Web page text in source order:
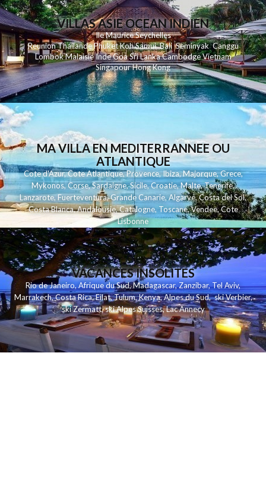
VILLAS ASIE OCEAN INDIEN
Ile MauriceSeychelles
ReunionThailandePhuketKohSamui Bali SeminyakCanggu
LombokMalaisieIndeGoaSri LankaCambodgeVietnam
SingapourHong Kong
MA VILLA EN MEDITERRANNEE OU
ATLANTIQUE
Cote d'Azur,Cote Atlantique,Provence,Ibiza,Majorque,Grece,
Mykonos,Corse,Sardaigne,Sicile,Croatie,Malte,Tenerife,
Lanzarote,Fuerteventura,Grande Canarie,Algarve,Costa del Sol,
Costa Blanca,Andalousie,Catalogne,Toscane,Vendee,Cote
Lisbonne
VACANCES INSOLITES
Rio de Janeiro,Afrique du Sud,Madagascar,Zanzibar,Tel Aviv,
Marrakech,Costa Rica,Eilat,Tulum,Kenya,Alpes du Sud,ski Verbier,
ski Zermatt,ski Alpes Suisses,Lac Annecy